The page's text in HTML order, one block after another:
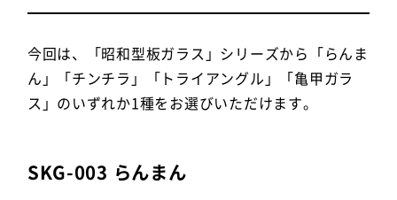
今回は、「昭和型板ガラス」シリーズから「らんま
ん」「チンチラ」「トライアングル」「亀甲ガラ
ス」のいずれか1種をお選びいただけます。
SKG-003 らんまん